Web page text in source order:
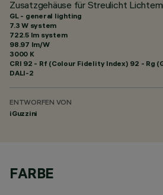
Zusatzgehäuse für Streulicht
GL - general lighting
7.3 W system
722.5 lm system
98.97 lm/W
3000 K
CRI 92 - Rf (Colour Fidelity Index) 92 - Rg
DALI-2
ENTWORFEN VON
iGuzzini
FARBE